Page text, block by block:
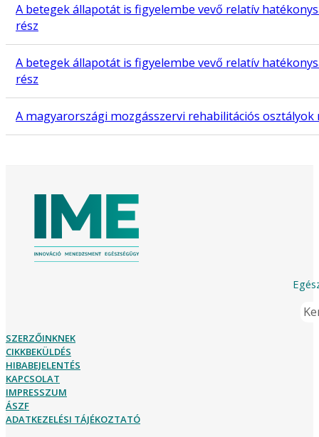
A betegek állapotát is figyelembe vevő relatív
rész
A betegek állapotát is figyelembe vevő relatív
rész
A magyarországi mozgásszervi rehabilitációs osztályok
SZERZŐINKNEK
CIKKBEKÜLDÉS
HIBABEJELENTÉS
KAPCSOLAT
IMPRESSZUM
ÁSZF
ADATKEZELÉSI TÁJÉKOZTATÓ